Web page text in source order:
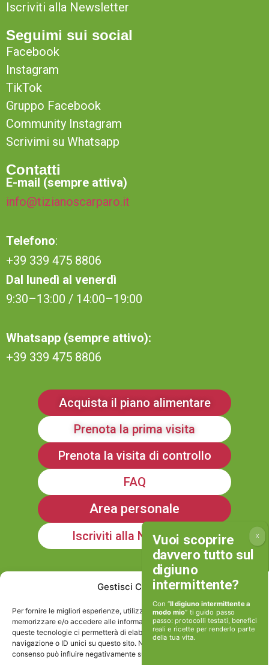
Gestisci Consenso
Per fornire le migliori esperienze, utilizziamo tecnologie come i cookie per
memorizzare e/o accedere alle informazioni del dispositivo. Il consenso a
queste tecnologie ci permetterà di elaborare dati come il comportamento di
navigazione o ID unici su questo sito. Non acconsentire o ritirare il
consenso può influire negativamente su alcune caratteristiche e funzioni.
Iscriviti alla Newsletter
Seguimi sui social
Facebook
Instagram
TikTok
Gruppo Facebook
Community Instagram
Scrivimi su Whatsapp
Contatti
E-mail (sempre attiva)
info@tizianoscarparo.it
Telefono:
+39 339 475 8806
Dal lunedì al venerdì
9:30–13:00 / 14:00–19:00
Whatsapp (sempre attivo):
+39 339 475 8806
Acquista il piano alimentare
Prenota la prima visita
Prenota la visita di controllo
FAQ
Area personale
Iscriviti alla Newsletter
Informativa sulla Privacy
Cookie policy
Viviamoinforma stp srl
Con “Il digiuno intermittente a
modo mio” ti guido passo
passo: protocolli testati, benefici
reali e ricette per renderlo parte
della tua vita.